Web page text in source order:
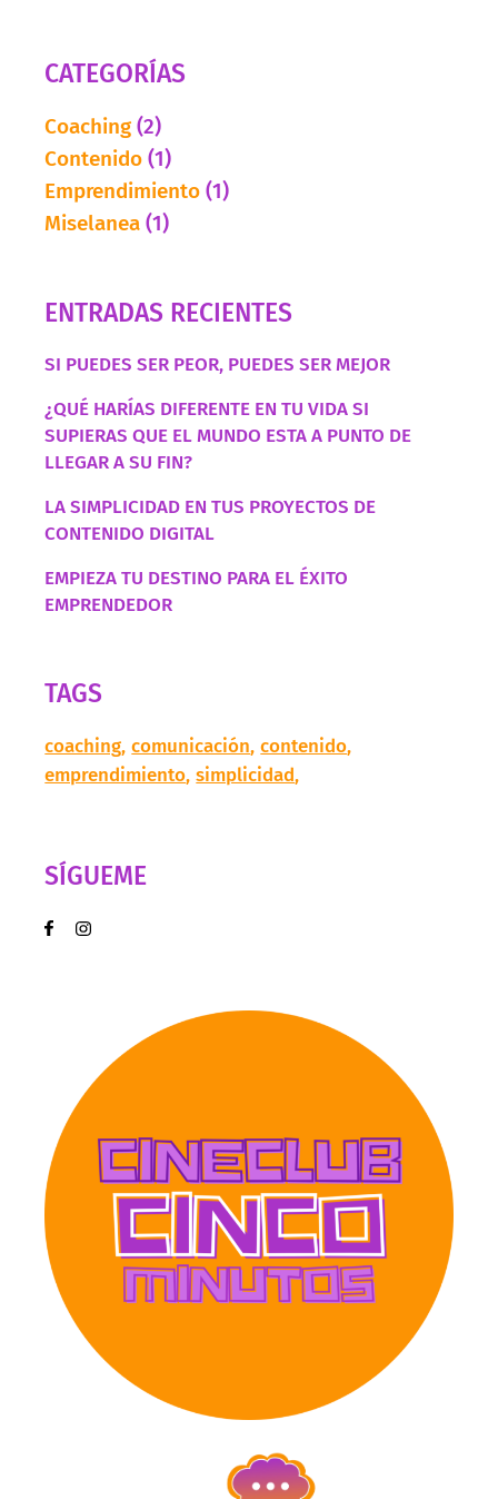
CATEGORÍAS
Coaching (2)
Contenido (1)
Emprendimiento (1)
Miselanea (1)
ENTRADAS RECIENTES
SI PUEDES SER PEOR, PUEDES SER MEJOR
¿QUÉ HARÍAS DIFERENTE EN TU VIDA SI
SUPIERAS QUE EL MUNDO ESTA A PUNTO DE
LLEGAR A SU FIN?
LA SIMPLICIDAD EN TUS PROYECTOS DE
CONTENIDO DIGITAL
EMPIEZA TU DESTINO PARA EL ÉXITO
EMPRENDEDOR
TAGS
coaching comunicación contenido
emprendimiento simplicidad
SÍGUEME